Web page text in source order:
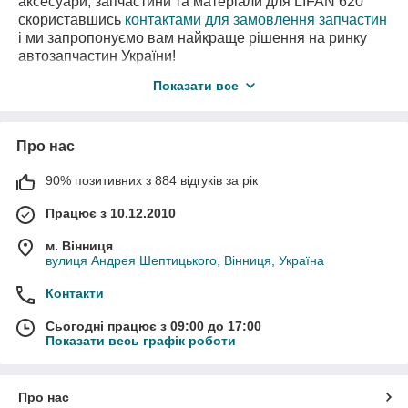
скориставшись контактами для замовлення запчастин
і ми запропонуємо вам найкраще рішення на ринку
автозапчастин України!
для Ліфан 620 за самими вигідними
Показати все
Про нас
90% позитивних з 884 відгуків за рік
Працює з 10.12.2010
м. Вінниця
вулиця Андрея Шептицького, Вінниця, Україна
Контакти
Сьогодні працює з 09:00 до 17:00
Показати весь графік роботи
Про нас